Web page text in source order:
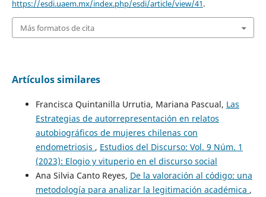
https://esdi.uaem.mx/index.php/esdi/article/view/41.
Más formatos de cita
Artículos similares
Francisca Quintanilla Urrutia, Mariana Pascual, Las
Estrategias de autorrepresentación en relatos
autobiográficos de mujeres chilenas con
endometriosis , Estudios del Discurso: Vol. 9 Núm. 1
(2023): Elogio y vituperio en el discurso social
Ana Silvia Canto Reyes, De la valoración al código: una
metodología para analizar la legitimación académica ,